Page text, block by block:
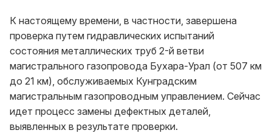
К настоящему времени, в частности, завершена
проверка путем гидравлических испытаний
состояния металлических труб 2-й ветви
магистрального газопровода Бухара-Урал (от 507 км
до 21 км), обслуживаемых Кунградским
магистральным газопроводным управлением. Сейчас
идет процесс замены дефектных деталей,
выявленных в результате проверки.